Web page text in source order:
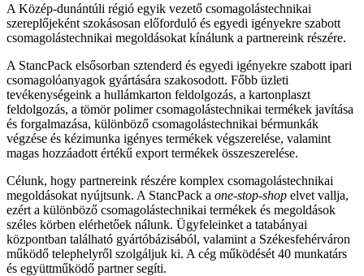
A Közép-dunántúli régió egyik vezető csomagolástechnikai
szereplőjeként szokásosan előforduló és egyedi igényekre szabott
csomagolástechnikai megoldásokat kínálunk a partnereink részére.
A StancPack elsősorban sztenderd és egyedi igényekre szabott ipari
csomagolóanyagok gyártására szakosodott. Főbb üzleti
tevékenységeink a hullámkarton feldolgozás, a kartonplaszt
feldolgozás, a tömör polimer csomagolástechnikai termékek javítása
és forgalmazása, különböző csomagolástechnikai bérmunkák
végzése és kézimunka igényes termékek végszerelése, valamint
magas hozzáadott értékű export termékek összeszerelése.
Célunk, hogy partnereink részére komplex csomagolástechnikai
megoldásokat nyújtsunk. A StancPack a one-stop-shop elvet vallja,
ezért a különböző csomagolástechnikai termékek és megoldások
széles körben elérhetőek nálunk. Ügyfeleinket a tatabányai
központban található gyártóbázisából, valamint a Székesfehérváron
működő telephelyről szolgáljuk ki. A cég működését 40 munkatárs
és együttműködő partner segíti.